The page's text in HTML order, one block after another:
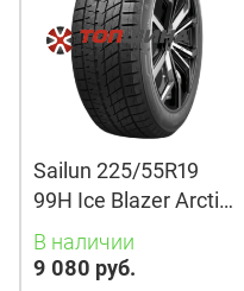
Sailun 225/55R19
99H Ice Blazer Arctic
Evo TL
В наличии
9 080 руб.